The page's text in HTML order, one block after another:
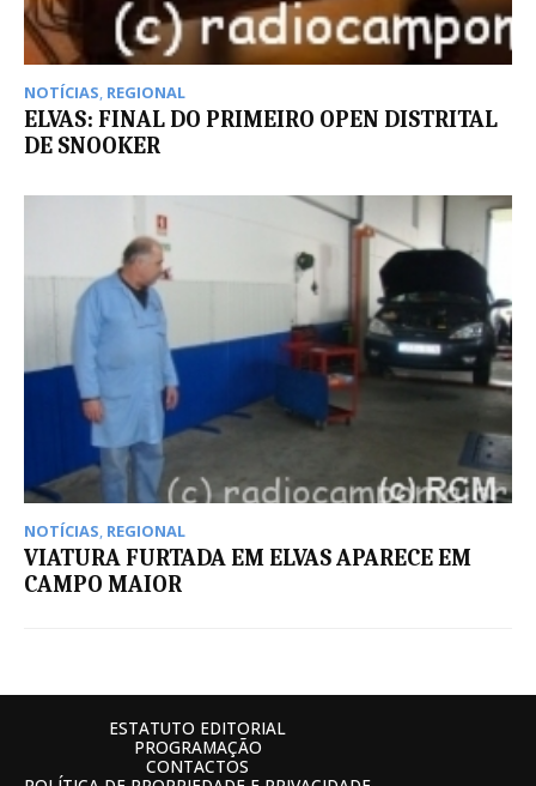
NOTÍCIAS, REGIONAL
ELVAS: FINAL DO PRIMEIRO OPEN DISTRITAL
DE SNOOKER
NOTÍCIAS, REGIONAL
VIATURA FURTADA EM ELVAS APARECE EM
CAMPO MAIOR
ESTATUTO EDITORIAL
PROGRAMAÇÃO
CONTACTOS